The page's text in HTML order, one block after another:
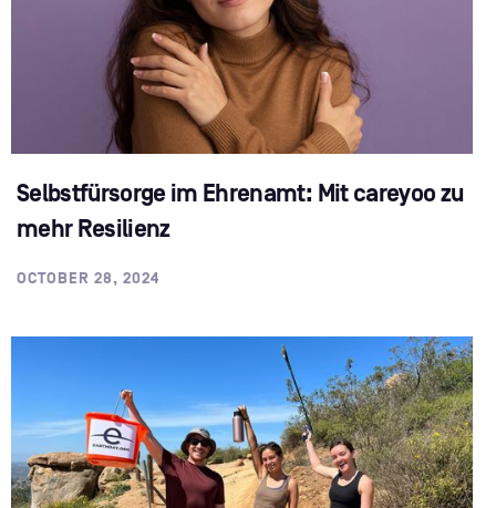
Selbstfürsorge im Ehrenamt: Mit careyoo zu
mehr Resilienz
OCTOBER 28, 2024